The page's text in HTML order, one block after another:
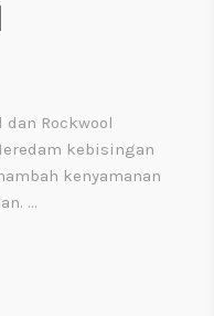
dan Rockwool
kebisingan
kenyamanan
…